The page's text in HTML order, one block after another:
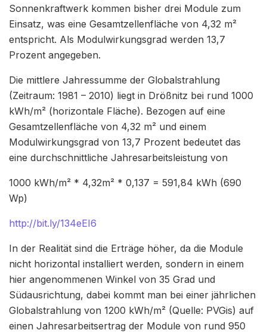
Sonnenkraftwerk kommen bisher drei Module zum
Einsatz, was eine Gesamtzellenfläche von 4,32 m²
entspricht. Als Modulwirkungsgrad werden 13,7
Prozent angegeben.
Die mittlere Jahressumme der Globalstrahlung
(Zeitraum: 1981 – 2010) liegt in Drößnitz bei rund 1000
kWh/m² (horizontale Fläche). Bezogen auf eine
Gesamtzellenfläche von 4,32 m² und einem
Modulwirkungsgrad von 13,7 Prozent bedeutet das
eine durchschnittliche Jahresarbeitsleistung von
1000 kWh/m² * 4,32m² * 0,137 = 591,84 kWh (690
Wp)
http://bit.ly/134eEI6
In der Realität sind die Erträge höher, da die Module
nicht horizontal installiert werden, sondern in einem
hier angenommenen Winkel von 35 Grad und
Südausrichtung, dabei kommt man bei einer jährlichen
Globalstrahlung von 1200 kWh/m² (Quelle: PVGis) auf
einen Jahresarbeitsertrag der Module von rund 950